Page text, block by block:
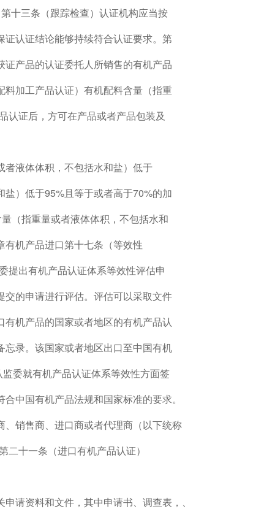
十三条（跟踪检查）认证机构应当按
认证结论能够持续符合认证要求。第
产品的认证委托人所销售的有机产品
加工产品认证）有机配料含量（指重
认证后，方可在产品或者产品包装及
液体体积，不包括水和盐）低于
）低于95%且等于或者高于70%的加
（指重量或者液体体积，不包括水和
有机产品进口第十七条（等效性
提出有机产品认证体系等效性评估申
的申请进行评估。评估可以采取文件
机产品的国家或者地区的有机产品认
录。该国家或者地区出口至中国有机
委就有机产品认证体系等效性方面签
中国有机产品法规和国家标准的要求。
销售商、进口商或者代理商（以下统称
十一条（进口有机产品认证）
请资料和文件，其中申请书、调查表，、